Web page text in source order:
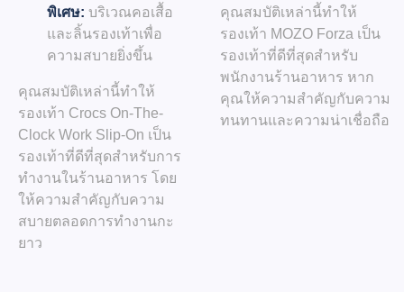
พิเศษ: บริเวณคอเสื้อ
และลิ้นรองเท้าเพื่อ
ความสบายยิ่งขึ้น
คุณสมบัติเหล่านี้ทำให้
รองเท้า Crocs On-The-
Clock Work Slip-On เป็น
รองเท้าที่ดีที่สุดสำหรับการ
ทำงานในร้านอาหาร โดย
ให้ความสำคัญกับความ
สบายตลอดการทำงานกะ
ยาว
คุณสมบัติเหล่านี้ทำให้
รองเท้า MOZO Forza เป็น
รองเท้าที่ดีที่สุดสำหรับ
พนักงานร้านอาหาร หาก
คุณให้ความสำคัญกับความ
ทนทานและความน่าเชื่อถือ